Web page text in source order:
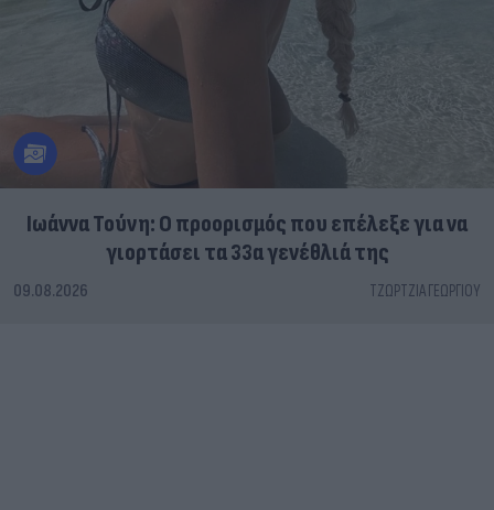
Ιωάννα Τούνη: Ο προορισμός που επέλεξε για να
γιορτάσει τα 33α γενέθλιά της
09.08.2026 ΤΖΏΡΤΖΙΑ ΓΕΩΡΓΊΟΥ